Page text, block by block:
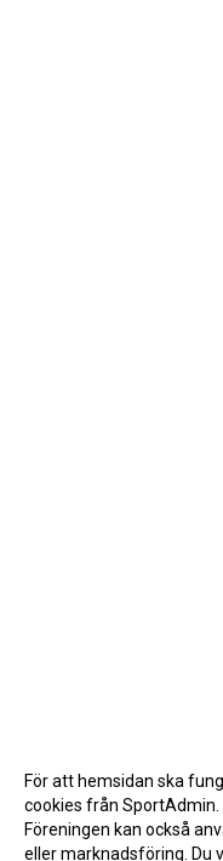
För att hemsidan ska
cookies från SportAdmin.
Föreningen kan också
eller marknadsföring. Du